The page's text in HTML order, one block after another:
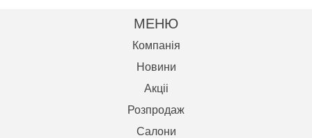
МЕНЮ
Компанія
Новини
Акцii
Розпродаж
Салони